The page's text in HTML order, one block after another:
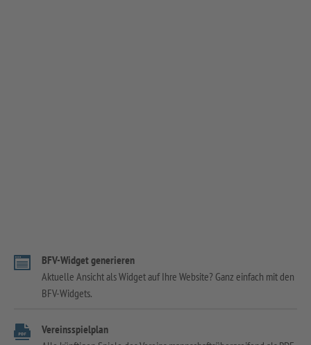
BFV-Widget generieren
Aktuelle Ansicht als Widget auf Ihre Website? Ganz einfach mit den
BFV-Widgets.
Vereinsspielplan